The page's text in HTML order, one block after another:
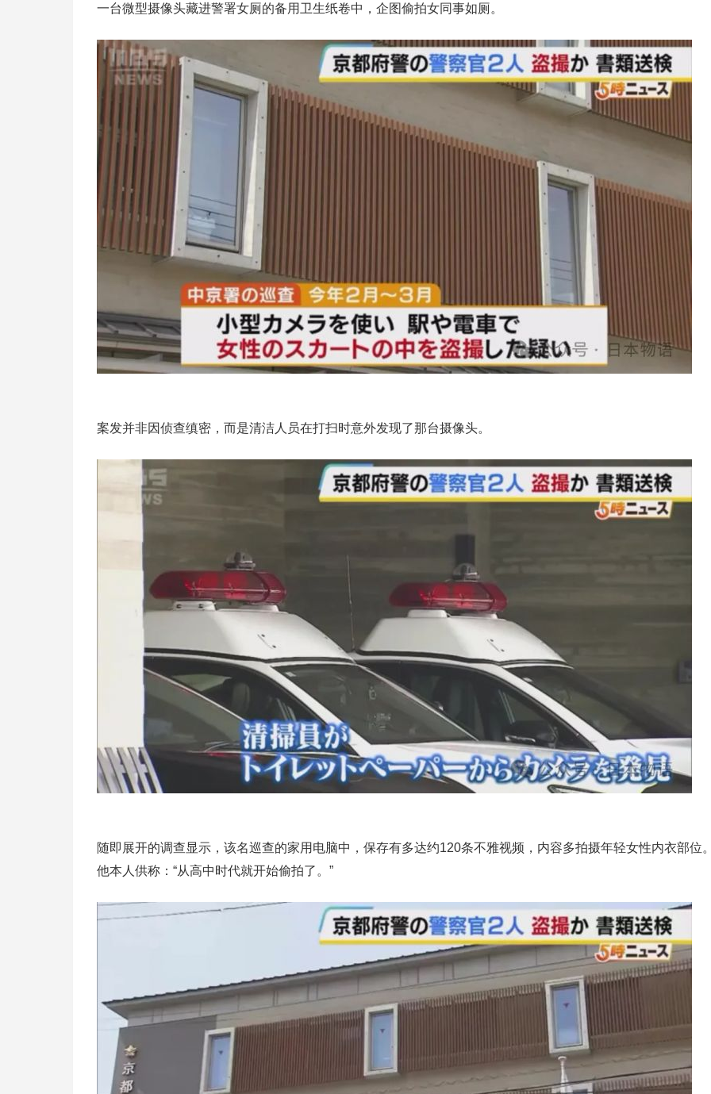
一台微型摄像头藏进警署女厕的备用卫生纸卷中，企图偷拍女同事如厕。
案发并非因侦查缜密，而是清洁人员在打扫时意外发现了那台摄像头。
随即展开的调查显示，该名巡查的家用电脑中，保存有多达约120条不雅视频，内容多拍摄年轻女性内衣部位
他本人供称：“从高中时代就开始偷拍了。”